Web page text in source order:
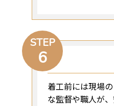
STEP
6
着工前には現場
な監督や職人が